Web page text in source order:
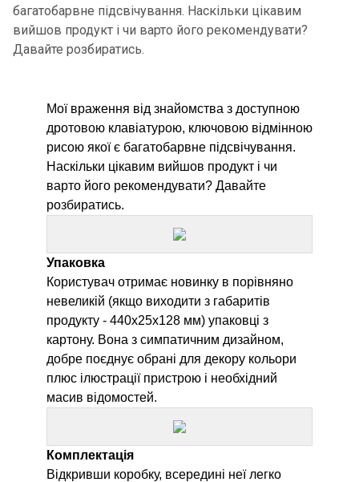
багатобарвне підсвічування. Наскільки цікавим
вийшов продукт і чи варто його рекомендувати?
Давайте розбиратись.
Мої враження від знайомства з доступною
дротовою клавіатурою, ключовою відмінною
рисою якої є багатобарвне підсвічування.
Наскільки цікавим вийшов продукт і чи
варто його рекомендувати? Давайте
розбиратись.
Упаковка
Користувач отримає новинку в порівняно
невеликій (якщо виходити з габаритів
продукту - 440х25х128 мм) упаковці з
картону. Вона з симпатичним дизайном,
добре поєднує обрані для декору кольори
плюс ілюстрації пристрою і необхідний
масив відомостей.
Комплектація
Відкривши коробку, всередині неї легко